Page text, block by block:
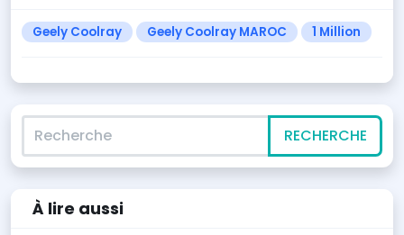
Geely Coolray Geely Coolray MAROC 1 Million
Recherche
RECHERCHE
À lire aussi